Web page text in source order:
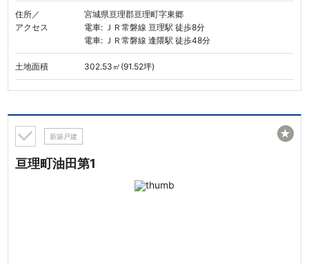
住所／
アクセス
宮城県亘理郡亘理町字東郷
電車: ＪＲ常磐線 亘理駅 徒歩8分
電車: ＪＲ常磐線 逢隈駅 徒歩48分
土地面積 302.53㎡(91.52坪)
新築戸建
亘理町油田第1
★